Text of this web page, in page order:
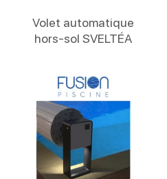
Volet automatique
hors-sol SVELTÉA